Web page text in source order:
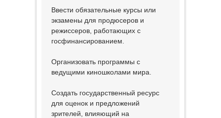
Ввести обязательные курсы или
экзамены для продюсеров и
режиссеров, работающих с
госфинансированием.
Организовать программы с
ведущими киношколами мира.
Создать государственный ресурс
для оценок и предложений
зрителей, влияющий на